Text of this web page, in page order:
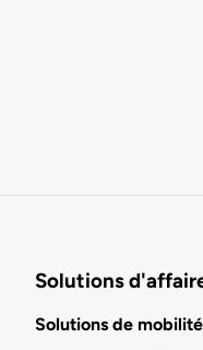
Solutions
Solutions de